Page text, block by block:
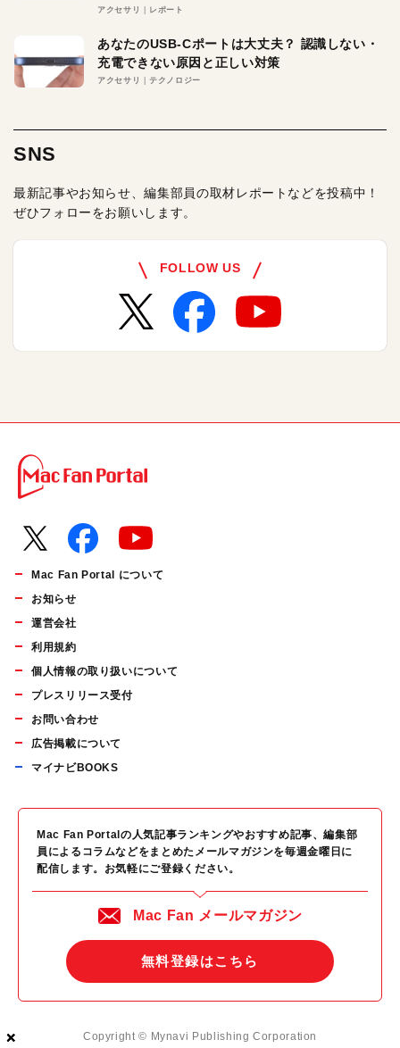
×
×
×
アクセサリ レポート
あなたのUSB-Cポートは大丈夫？ 認識しない・
充電できない原因と正しい対策
アクセサリ テクノロジー
SNS
最新記事やお知らせ、編集部員の取材レポートなどを投稿中！
ぜひフォローをお願いします。
FOLLOW US
Mac Fan Portal について
お知らせ
運営会社
利用規約
個人情報の取り扱いについて
プレスリリース受付
お問い合わせ
広告掲載について
マイナビBOOKS
Mac Fan Portalの人気記事ランキングやおすすめ記事、編集部
員によるコラムなどをまとめたメールマガジンを毎週金曜日に
配信します。お気軽にご登録ください。
Mac Fan メールマガジン
無料登録はこちら
Copyright © Mynavi Publishing Corporation